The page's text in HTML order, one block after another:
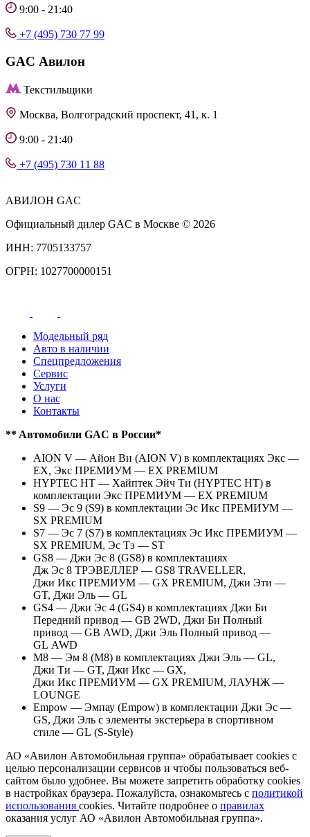
9:00 - 21:40
+7 (495) 730 77 99
GAC Авилон
Текстильщики
Москва, Волгоградский проспект, 41, к. 1
9:00 - 21:40
+7 (495) 730 11 88
АВИЛОН GAC
Официальный дилер GAC в Москве © 2026
ИНН: 7705133757
ОГРН: 1027700000151
Модельный ряд
Авто в наличии
Спецпредложения
Сервис
Услуги
О нас
Контакты
** Aвтомобили GAC в России*
AION V — Айон Ви (AION V) в комплектациях Экс —
EX, Экс ПРЕМИУМ — EX PREMIUM
HYPTEC HT — Хайптек Эйч Ти (HYPTEC HT) в
комплектации Экс ПРЕМИУМ — EX PREMIUM
S9 — Эс 9 (S9) в комплектации Эс Икс ПРЕМИУМ —
SX PREMIUM
S7 — Эс 7 (S7) в комплектациях Эс Икс ПРЕМИУМ —
SX PREMIUM, Эс Тэ — ST
GS8 — Джи Эс 8 (GS8) в комплектациях
Дж Эс 8 ТРЭВЕЛЛЕР — GS8 TRAVELLER,
Джи Икс ПРЕМИУМ — GX PREMIUM, Джи Эти —
GT, Джи Эль — GL
GS4 — Джи Эс 4 (GS4) в комплектациях Джи Би
Передний привод — GB 2WD, Джи Би Полный
привод — GB AWD, Джи Эль Полный привод —
GL AWD
M8 — Эм 8 (M8) в комплектациях Джи Эль — GL,
Джи Ти — GT, Джи Икс — GX,
Джи Икс ПРЕМИУМ — GX PREMIUM, ЛАУНЖ —
LOUNGE
Empow — Эмпау (Empow) в комплектации Джи Эс —
GS, Джи Эль с элементы экстерьера в спортивном
стиле — GL (S-Style)
АО «Авилон Автомобильная группа» обрабатывает cookies с
целью персонализации сервисов и чтобы пользоваться веб-
сайтом было удобнее. Вы можете запретить обработку сookies
в настройках браузера. Пожалуйста, ознакомьтесь с политикой
использования cookies. Читайте подробнее о правилах
оказания услуг АО «Авилон Автомобильная группа».